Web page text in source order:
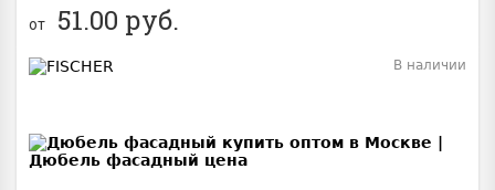
от 51.00 руб.
В наличии